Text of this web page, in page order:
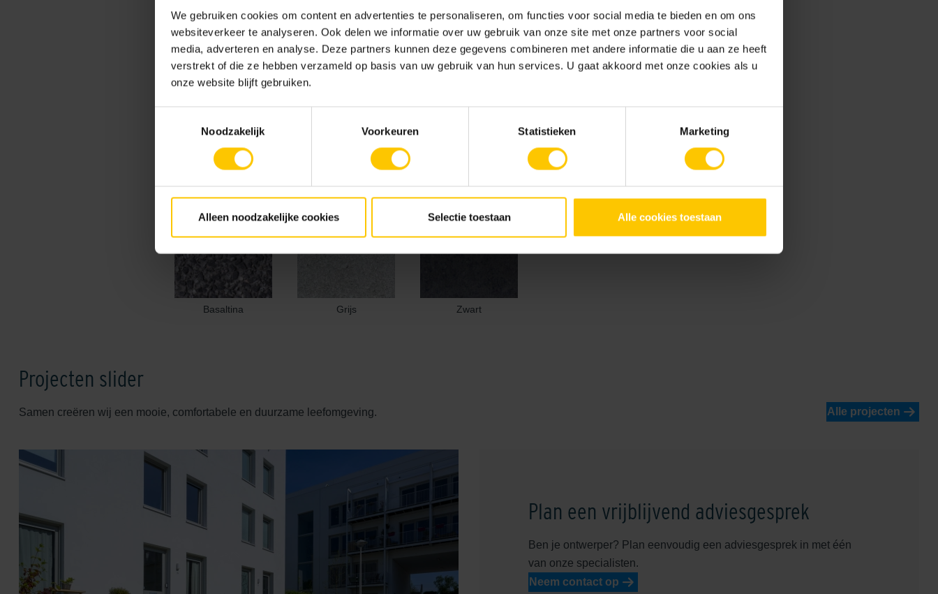
We gebruiken cookies om content en advertenties te personaliseren, om functies voor social media te bieden en om ons
websiteverkeer te analyseren. Ook delen we informatie over uw gebruik van onze site met onze partners voor social
media, adverteren en analyse. Deze partners kunnen deze gegevens combineren met andere informatie die u aan ze heeft
verstrekt of die ze hebben verzameld op basis van uw gebruik van hun services. U gaat akkoord met onze cookies als u
onze website blijft gebruiken.
Noodzakelijk
Voorkeuren Statistieken Marketing
Alleen noodzakelijke cookies Selectie toestaan Alle cookies toestaan
Maat
15 x 45 x 25 15 x 78.5 x 25 15 x 100 x 25
Kleur
Standaard kleuren
Basaltina Grijs Zwart
Projecten slider
Samen creëren wij een mooie, comfortabele en duurzame leefomgeving. Alle projecten
Plan een vrijblijvend adviesgesprek
Ben je ontwerper? Plan eenvoudig een adviesgesprek in met één
van onze specialisten.
Neem contact op